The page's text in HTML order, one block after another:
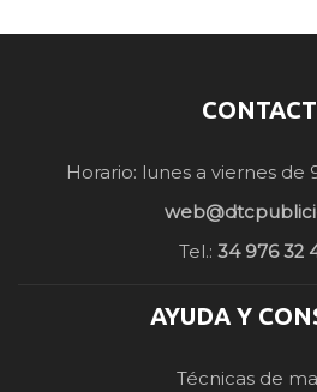
Horario: lunes a viernes de
Tel.: 34 976 32
AYUDA Y
Técnicas de